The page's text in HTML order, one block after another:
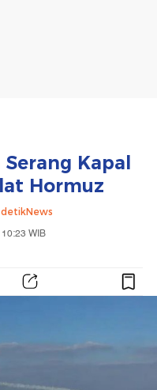
Kapal
Hormuz
detikNews
WIB